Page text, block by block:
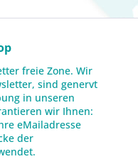
freie Zone. Wir
sind genervt
in unseren
wir Ihnen:
eMailadresse
der